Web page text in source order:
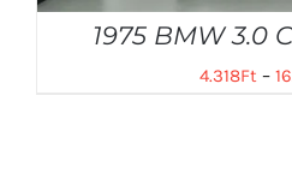
1975 BMW 3.0
4.318Ft–